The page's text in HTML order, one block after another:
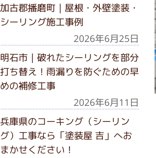
加古郡播磨町｜屋根・外壁塗装・
シーリング施工事例
2026年6月25日
明石市｜破れたシーリングを部分
打ち替え！雨漏りを防ぐための早
めの補修工事
2026年6月11日
兵庫県のコーキング（シーリン
グ）工事なら「塗装屋 吉」へお
まかせください！